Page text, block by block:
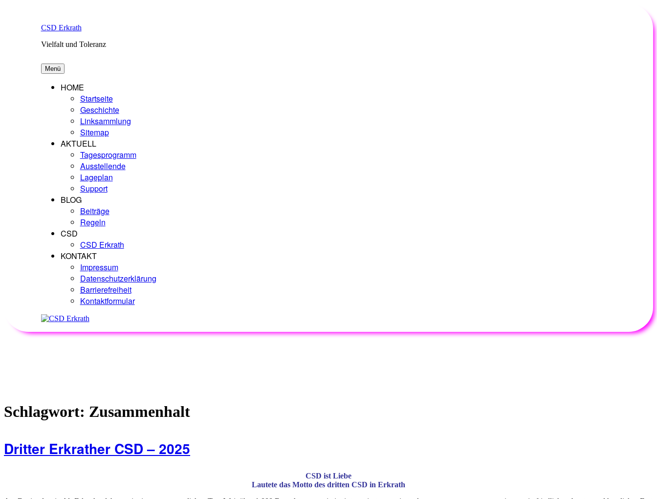
CSD Erkrath
Vielfalt und Toleranz
Menü
HOME
Startseite
Geschichte
Linksammlung
Sitemap
AKTUELL
Tagesprogramm
Ausstellende
Lageplan
Support
BLOG
Beiträge
Regeln
CSD
CSD Erkrath
KONTAKT
Impressum
Datenschutzerklärung
Barrierefreiheit
Kontaktformular
Schlagwort: Zusammenhalt
Dritter Erkrather CSD – 2025
CSD ist Liebe
Lautete das Motto des dritten CSD in Erkrath